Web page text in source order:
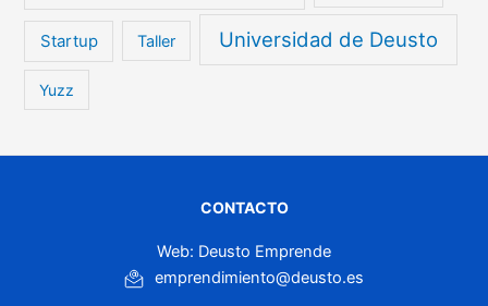
Startup Taller Universidad de Deusto
Yuzz
CONTACTO
Web: Deusto Emprende
emprendimiento@deusto.es